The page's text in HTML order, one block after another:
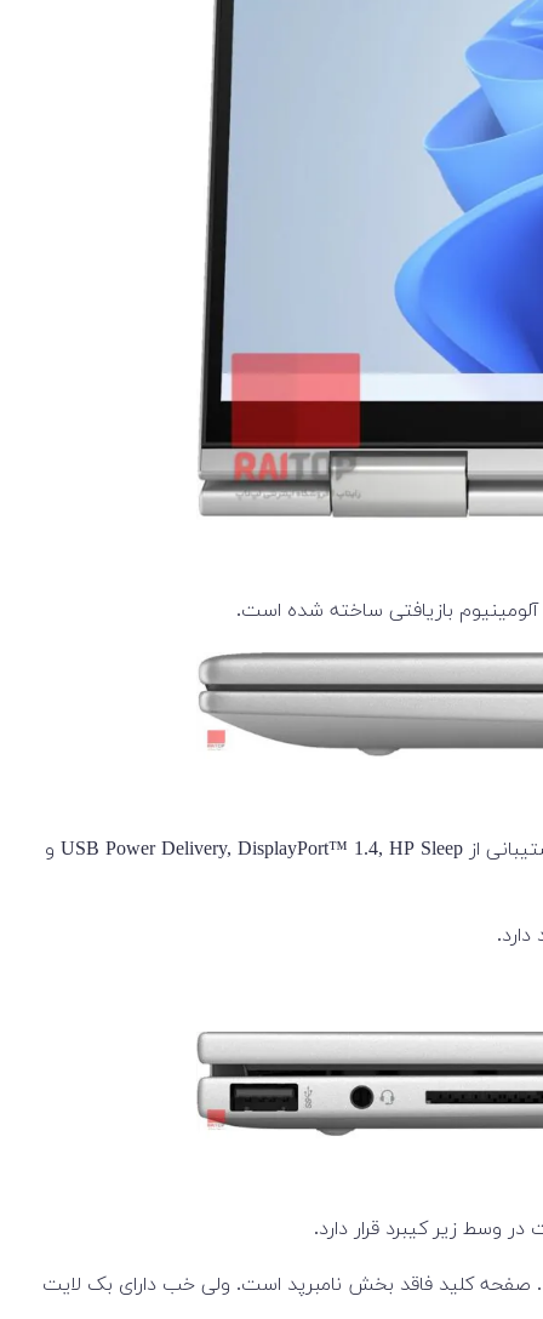
در سمت راست یک پورت USB-A (با پشتیبانی از سرعت 10Gbps signaling rate)، دو درگاه فوق‌العاده سریع USB-C Thunderbolt 4 (با پشتیبانی از USB Power Delivery, DisplayPort™ 1.4, HP Sleep و
صفحه کلید فاقد بخش نامبرپد است. ولی خب دارای بک لایت